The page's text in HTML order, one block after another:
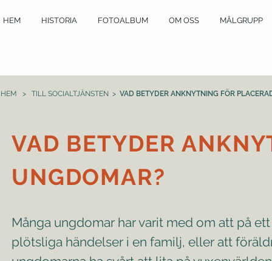
HEM HISTORIA FOTOALBUM OM OSS MÅLGRUPP
HEM > TILL SOCIALTJÄNSTEN > VAD BETYDER ANKNYTNING FÖR
VAD BETYDER
UNGDOMAR?
Många ungdomar har varit med om att på
plötsliga händelser i en familj, eller att